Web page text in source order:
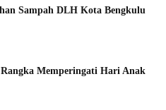
Sampah DLH Kota Bengkulu
Memperingati Hari Anak